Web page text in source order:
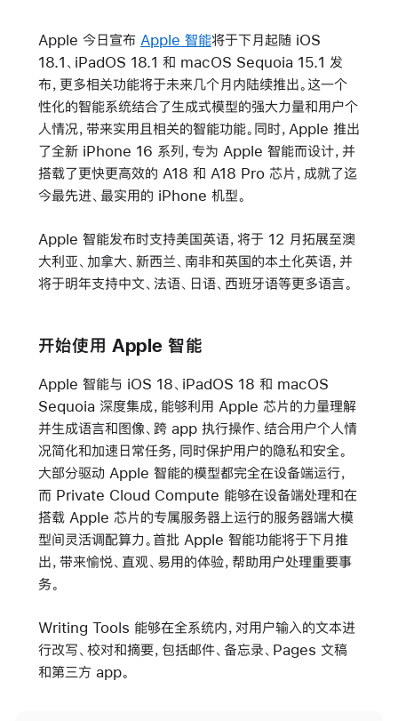
Apple 今日宣布 Apple 智能将于下月起随 iOS
18.1、iPadOS 18.1 和 macOS Sequoia 15.1 发
布，更多相关功能将于未来几个月内陆续推出。这一个
性化的智能系统结合了生成式模型的强大力量和用户个
人情况，带来实用且相关的智能功能。同时，Apple 推出
了全新 iPhone 16 系列，专为 Apple 智能而设计，并
搭载了更快更高效的 A18 和 A18 Pro 芯片，成就了迄
今最先进、最实用的 iPhone 机型。
Apple 智能发布时支持美国英语，将于 12 月拓展至澳
大利亚、加拿大、新西兰、南非和英国的本土化英语，并
将于明年支持中文、法语、日语、西班牙语等更多语言。
开始使用 Apple 智能
Apple 智能与 iOS 18、iPadOS 18 和 macOS
Sequoia 深度集成，能够利用 Apple 芯片的力量理解
并生成语言和图像、跨 app 执行操作、结合用户个人情
况简化和加速日常任务，同时保护用户的隐私和安全。
大部分驱动 Apple 智能的模型都完全在设备端运行，
而 Private Cloud Compute 能够在设备端处理和在
搭载 Apple 芯片的专属服务器上运行的服务器端大模
型间灵活调配算力。首批 Apple 智能功能将于下月推
出，带来愉悦、直观、易用的体验，帮助用户处理重要事
务。
Writing Tools 能够在全系统内，对用户输入的文本进
行改写、校对和摘要，包括邮件、备忘录、Pages 文稿
和第三方 app。